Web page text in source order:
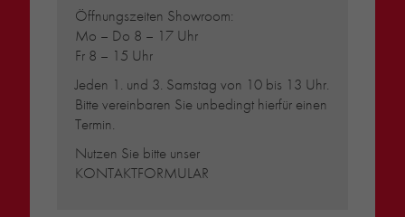
Öffnungszeiten Showroom:
Mo – Do 8 – 17 Uhr
Fr 8 – 15 Uhr
Jeden 1. und 3. Samstag von 10 bis 13 Uhr.
Bitte vereinbaren Sie unbedingt hierfür einen
Termin.
Nutzen Sie bitte unser
KONTAKTFORMULAR